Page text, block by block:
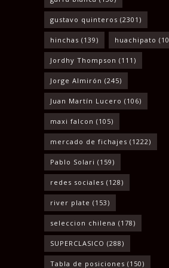
gustavo quinteros (2301)
hinchas (139) huachipato
Jordhy Thompson (111)
Jorge Almirón (245)
Juan Martín Lucero (106)
maxi falcon (105)
mercado de fichajes (1222)
Pablo Solari (159)
redes sociales (128)
river plate (153)
seleccion chilena (178)
SUPERCLASICO (288)
Tabla de posiciones (150)